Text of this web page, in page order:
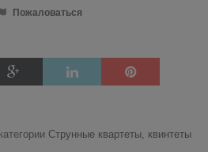
Пожаловаться
Струнные квартеты, квинтеты